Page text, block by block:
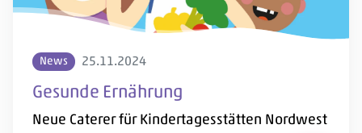
News 25.11.2024
Gesunde Ernährung
Neue Caterer für Kindertagesstätten Nordwest